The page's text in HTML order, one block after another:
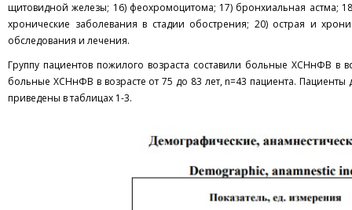
щитовидной железы; 16) феохромоцитома; 17) бронхиальная астма;
хронические заболевания в стадии обострения; 20) острая и
обследования и лечения.
Группу пациентов пожилого возраста составили больные ХСНнФВ в
больные ХСНнФВ в возрасте от 75 до 83 лет, n=43 пациента.
приведены в таблицах 1-3.